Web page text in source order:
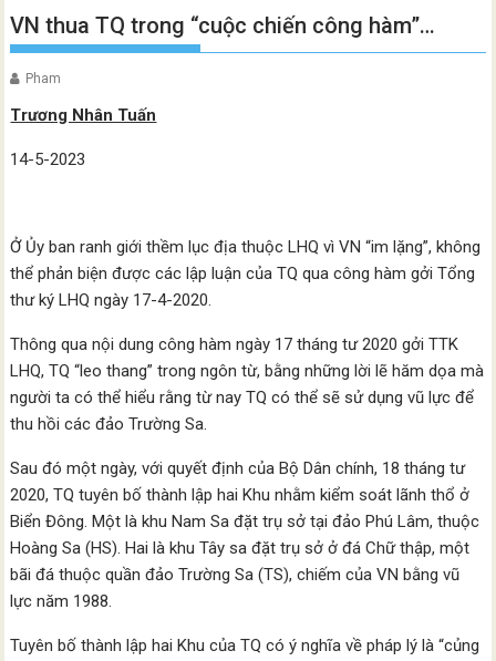
VN thua TQ trong “cuộc chiến công hàm”…
Pham
Trương Nhân Tuấn
14-5-2023
Ở Ủy ban ranh giới thềm lục địa thuộc LHQ vì VN “im lặng”, không
thể phản biện được các lập luận của TQ qua công hàm gởi Tổng
thư ký LHQ ngày 17-4-2020.
Thông qua nội dung công hàm ngày 17 tháng tư 2020 gởi TTK
LHQ, TQ “leo thang” trong ngôn từ, bằng những lời lẽ hăm dọa mà
người ta có thể hiểu rằng từ nay TQ có thể sẽ sử dụng vũ lực để
thu hồi các đảo Trường Sa.
Sau đó một ngày, với quyết định của Bộ Dân chính, 18 tháng tư
2020, TQ tuyên bố thành lập hai Khu nhằm kiểm soát lãnh thổ ở
Biển Đông. Một là khu Nam Sa đặt trụ sở tại đảo Phú Lâm, thuộc
Hoàng Sa (HS). Hai là khu Tây sa đặt trụ sở ở đá Chữ thập, một
bãi đá thuộc quần đảo Trường Sa (TS), chiếm của VN bằng vũ
lực năm 1988.
Tuyên bố thành lập hai Khu của TQ có ý nghĩa về pháp lý là “củng